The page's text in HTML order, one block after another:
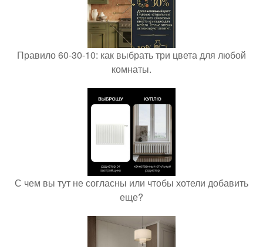
Правило 60-30-10: как выбрать три цвета для любой
комнаты.
С чем вы тут не согласны или чтобы хотели добавить
еще?